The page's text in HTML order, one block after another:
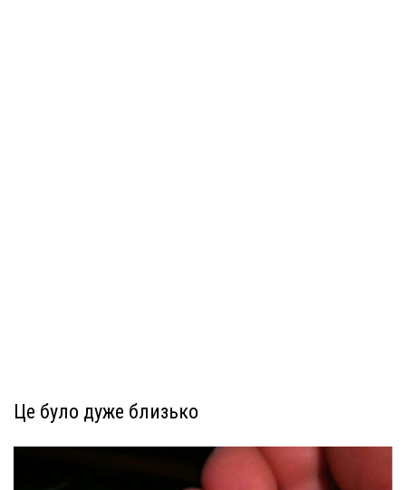
Це було дуже близько